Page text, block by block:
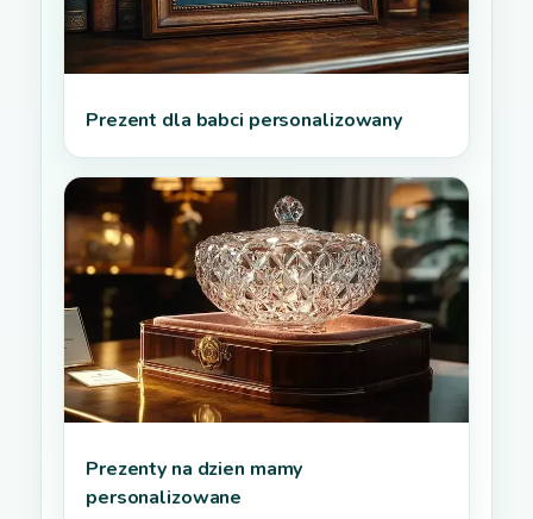
Prezent dla babci personalizowany
Prezenty na dzien mamy
personalizowane